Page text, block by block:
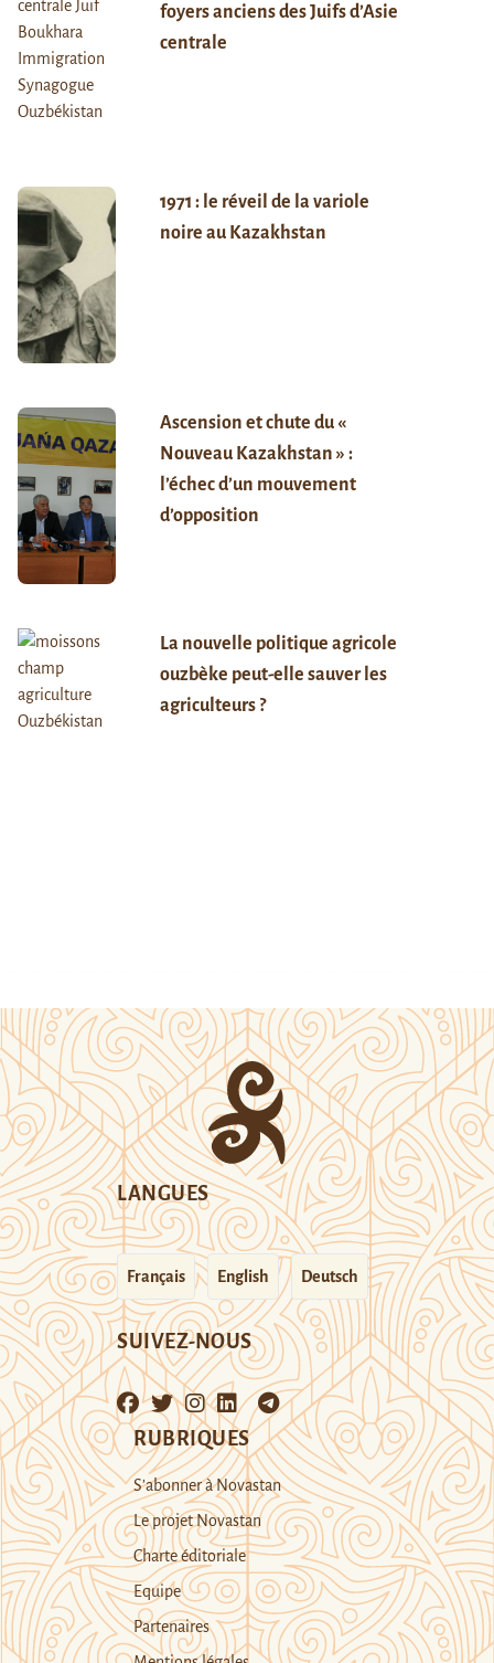
foyers anciens des Juifs d’Asie
centrale
1971 : le réveil de la variole
noire au Kazakhstan
Ascension et chute du «
Nouveau Kazakhstan » :
l’échec d’un mouvement
d’opposition
La nouvelle politique agricole
ouzbèke peut-elle sauver les
agriculteurs ?
LANGUES
Français English Deutsch
SUIVEZ-NOUS
RUBRIQUES
S’abonner à Novastan
Le projet Novastan
Charte éditoriale
Equipe
Partenaires